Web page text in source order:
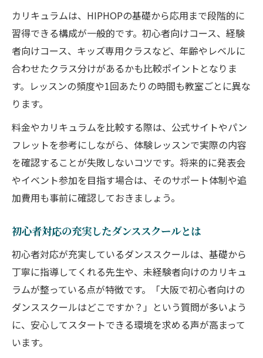
カリキュラムは、HIPHOPの基礎から応用まで段階的に
習得できる構成が一般的です。初心者向けコース、経験
者向けコース、キッズ専用クラスなど、年齢やレベルに
合わせたクラス分けがあるかも比較ポイントとなりま
す。レッスンの頻度や1回あたりの時間も教室ごとに異な
ります。
料金やカリキュラムを比較する際は、公式サイトやパン
フレットを参考にしながら、体験レッスンで実際の内容
を確認することが失敗しないコツです。将来的に発表会
やイベント参加を目指す場合は、そのサポート体制や追
加費用も事前に確認しておきましょう。
初心者対応の充実したダンススクールとは
初心者対応が充実しているダンススクールは、基礎から
丁寧に指導してくれる先生や、未経験者向けのカリキュ
ラムが整っている点が特徴です。「大阪で初心者向けの
ダンススクールはどこですか？」という質問が多いよう
に、安心してスタートできる環境を求める声が高まって
います。